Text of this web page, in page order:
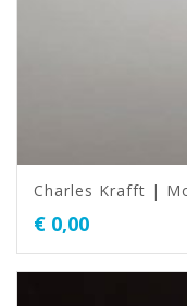
Charles Krafft |
€ 0,00